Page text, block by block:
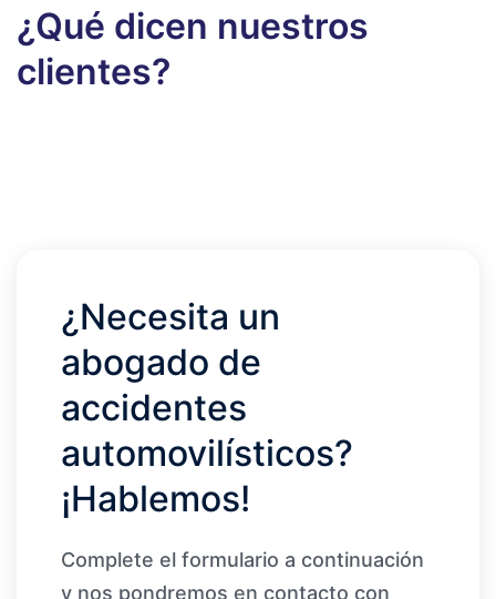
¿Qué dicen nuestros
clientes?
¿Necesita un
abogado de
accidentes
automovilísticos?
¡Hablemos!
Complete el formulario a continuación
y nos pondremos en contacto con